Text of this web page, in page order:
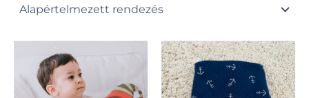
Ennek
terméknek
több
a
több